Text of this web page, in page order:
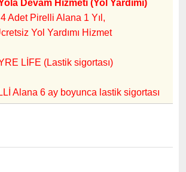
Devam Hizmeti (Yol Yardımı)
4 Adet Pirelli Alana 1 Yıl,
Yol Yardımı Hizmet
LİFE (Lastik sigortası)
Alana 6 ay boyunca lastik sigortası